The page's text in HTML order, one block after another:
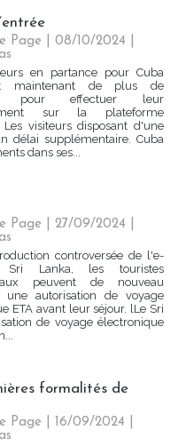
Page | 08/10/2024
en partance pour Cuba
maintenant de plus de
pour effectuer leur
sur la plateforme
Les visiteurs disposant d'une
délai supplémentaire. Cuba
dans ses...
Page | 27/09/2024
controversée de l'e-
Lanka, les touristes
peuvent de nouveau
une autorisation de voyage
ETA avant leur séjour. lLe Sri
de voyage électronique
formalités de
Page | 16/09/2024